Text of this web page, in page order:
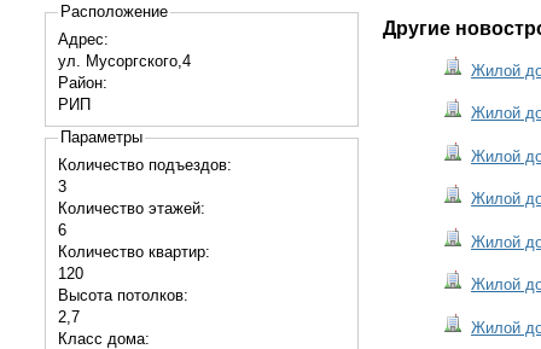
Другие
Жилой
Жилой
Жилой
Жилой
Жилой
Жилой
Жилой
Расположение
Адрес:
ул. Мусоргского,4
Район:
РИП
Параметры
Количество подъездов:
3
Количество этажей:
6
Количество квартир:
120
Высота потолков:
2,7
Класс дома: